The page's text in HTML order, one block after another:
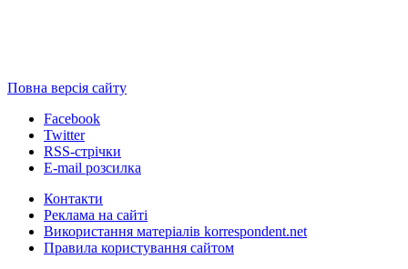
Повна версія сайту
Facebook
Twitter
RSS-стрічки
E-mail розсилка
Контакти
Реклама на сайті
Використання матеріалів korrespondent.net
Правила користування сайтом